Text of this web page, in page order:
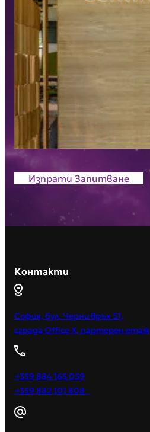
Изпрати Запитване
Контакти
София, бул. Черни връх 51,
сграда Office X, партерен етаж
+359 884 165 059
+359 882 101 808